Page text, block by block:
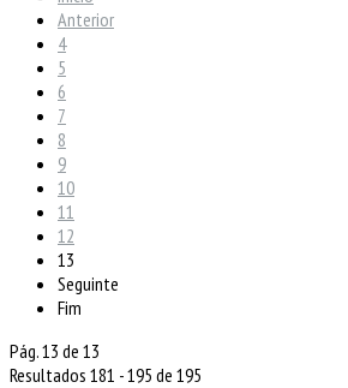
Anterior
4
5
6
7
8
9
10
11
12
13
Seguinte
Fim
Pág. 13 de 13
Resultados 181 - 195 de 195